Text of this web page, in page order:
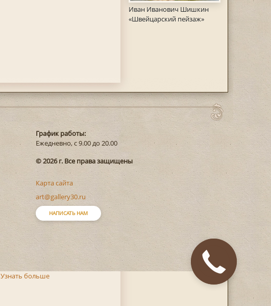
Иван Иванович Шишкин
«Швейцарский пейзаж»
График работы:
Ежедневно, с 9.00 до 20.00
© 2026 г. Все права защищены
Карта сайта
art@gallery30.ru
НАПИСАТЬ НАМ
Узнать больше